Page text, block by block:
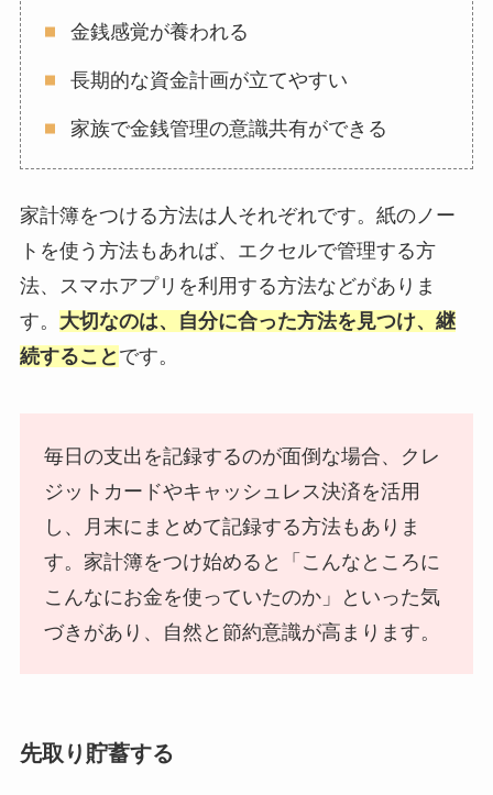
金銭感覚が養われる
長期的な資金計画が立てやすい
家族で金銭管理の意識共有ができる
家計簿をつける方法は人それぞれです。紙のノー
トを使う方法もあれば、エクセルで管理する方
法、スマホアプリを利用する方法などがありま
す。 大切なのは、自分に合った方法を見つけ、継
続すること です。
毎日の支出を記録するのが面倒な場合、クレ
ジットカードやキャッシュレス決済を活用
し、月末にまとめて記録する方法もありま
す。家計簿をつけ始めると「こんなところに
こんなにお金を使っていたのか」といった気
づきがあり、自然と節約意識が高まります。
先取り貯蓄する